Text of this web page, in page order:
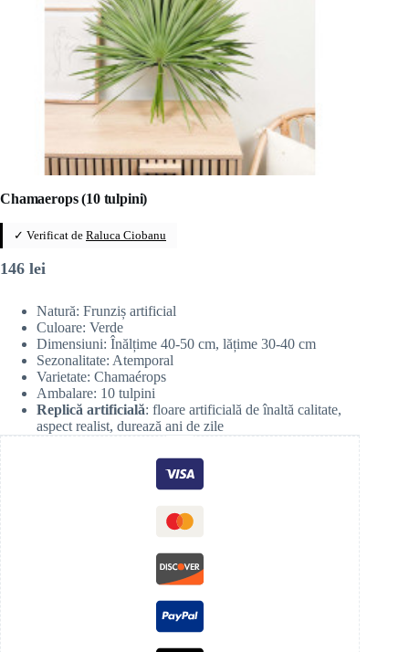
Chamaerops (10 tulpini)
✓ Verificat de Raluca Ciobanu
146 lei
Natură: Frunziș artificial
Culoare: Verde
Dimensiuni: Înălțime 40-50 cm, lățime 30-40 cm
Sezonalitate: Atemporal
Varietate: Chamaérops
Ambalare: 10 tulpini
Replică artificială: floare artificială de înaltă calitate,
aspect realist, durează ani de zile